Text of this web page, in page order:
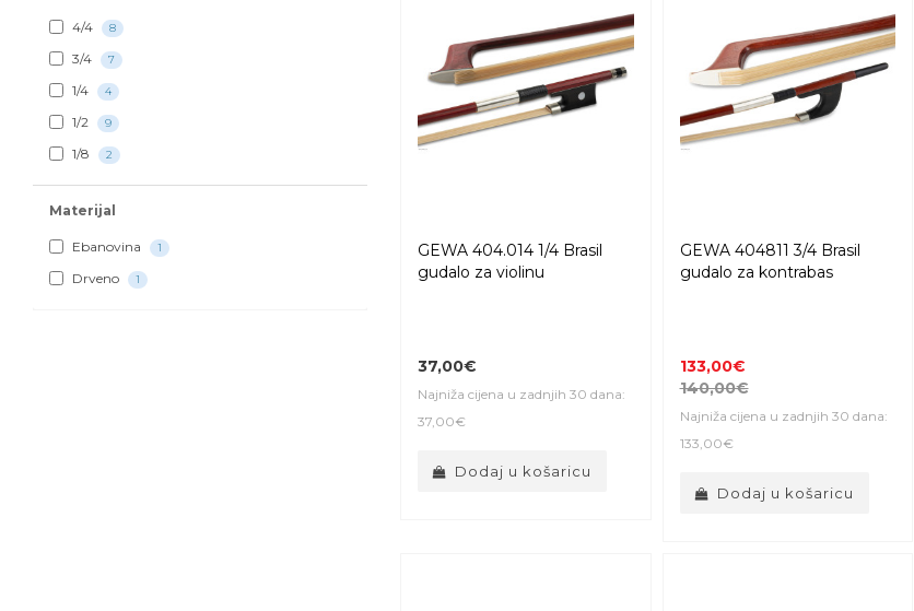
4/​4 8
3/​4 7
1/​4 4
1/​2 9
1/​8 2
Materijal
Ebanovina 1
Drveno 1
GEWA 404.014 1/4 Brasil
gudalo za violinu
37,00€
Najniža cijena u zadnjih 30 dana:
37,00€
Dodaj u košaricu
GEWA 404811 3/4 Brasil
gudalo za kontrabas
133,00€
140,00€
Najniža cijena u zadnjih 30 dana:
133,00€
Dodaj u košaricu